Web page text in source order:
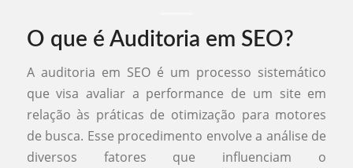
O que é Auditoria em SEO?
A auditoria em SEO é um processo sistemático
que visa avaliar a performance de um site em
relação às práticas de otimização para motores
de busca. Esse procedimento envolve a análise de
diversos fatores que influenciam o